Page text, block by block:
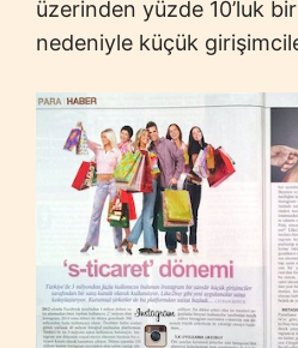
üzerinden yüzde 10’luk
nedeniyle küçük